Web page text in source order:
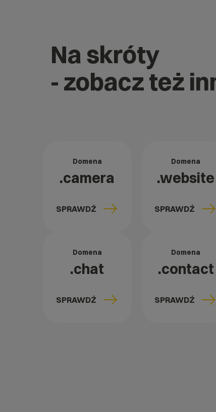
Na skróty
- zobacz też
Domena
.camera
SPRAWDŹ
Domena
.website
SPRAWDŹ
Domena
.chat
SPRAWDŹ
Domena
.contact
SPRAWDŹ